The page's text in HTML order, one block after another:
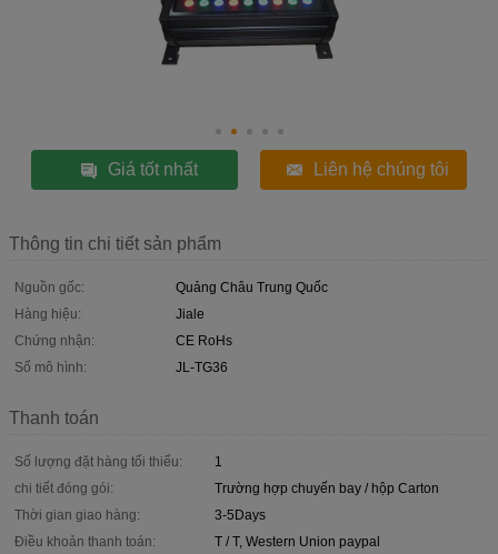
Giá tốt nhất Liên hệ chúng tôi
Thông tin chi tiết sản phẩm
Nguồn gốc:
Quảng Châu Trung Quốc
Hàng hiệu:
Jiale
Chứng nhận:
CE RoHs
Số mô hình:
JL-TG36
Thanh toán
Số lượng đặt hàng tối thiểu:
1
chi tiết đóng gói:
Trường hợp chuyến bay / hộp Carton
Thời gian giao hàng:
3-5Days
Điều khoản thanh toán:
T / T, Western Union paypal